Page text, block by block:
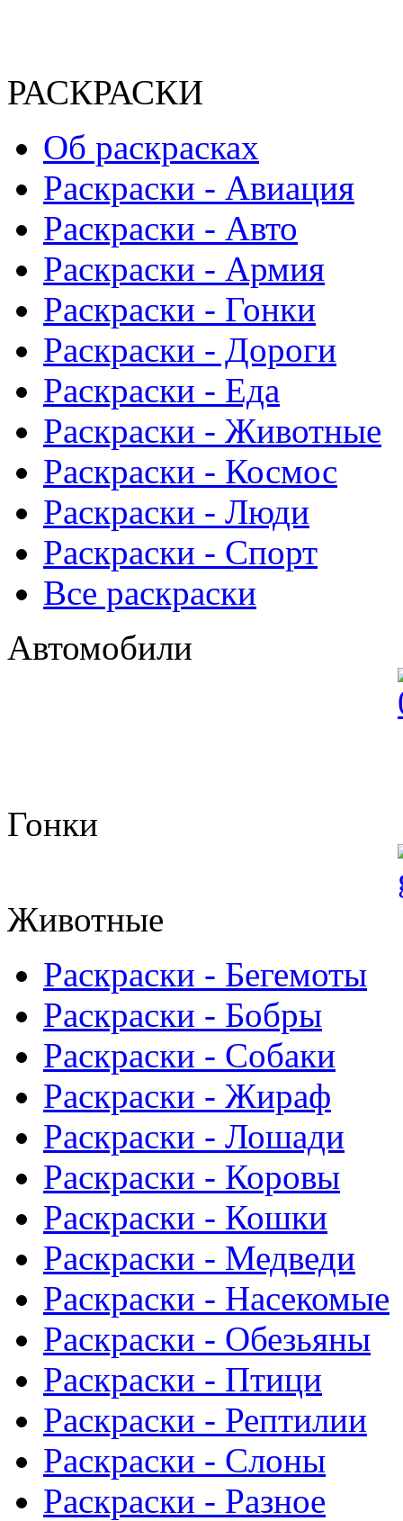
РАСКРАСКИ
Об раскрасках
Раскраски - Авиация
Раскраски - Авто
Раскраски - Армия
Раскраски - Гонки
Раскраски - Дороги
Раскраски - Еда
Раскраски - Животныe
Раскраски - Космос
Раскраски - Люди
Раскраски - Спорт
Все раскраски
Автомобили
Гонки
Животные
Раскраски - Бегемоты
Раскраски - Бобры
Раскраски - Собаки
Раскраски - Жираф
Раскраски - Лошади
Раскраски - Коровы
Раскраски - Кошки
Раскраски - Медведи
Раскраски - Насекомые
Раскраски - Обезьяны
Раскраски - Птици
Раскраски - Рептилии
Раскраски - Слоны
Раскраски - Разное